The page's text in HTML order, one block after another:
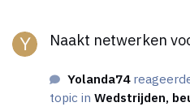
Naakt netwerken
Yolanda74
topic in Wedstrijden,